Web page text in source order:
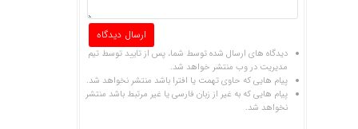
دیدگاه های ارسال شده توسط شما، پس از تایید توسط تیم
مدیریت در وب منتشر خواهد شد.
پیام هایی که حاوی تهمت یا افترا باشد منتشر نخواهد شد.
پیام هایی که به غیر از زبان فارسی یا غیر مرتبط باشد منتشر
نخواهد شد.